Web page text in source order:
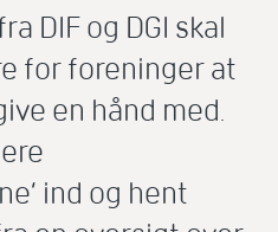
DIF og DGI skal
for foreninger at
en hånd med.
ind og hent